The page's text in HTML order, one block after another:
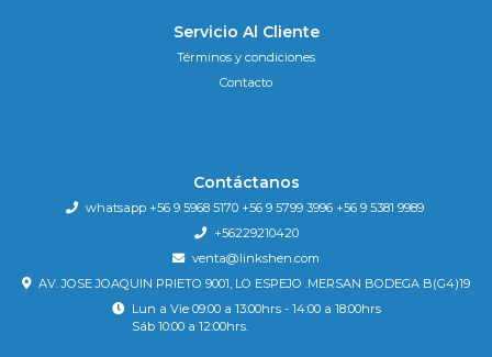
Servicio Al Cliente
Términos y condiciones
Contacto
Contáctanos
whatsapp +56 9 5968 5170 +56 9 5799 3996 +56 9 5381 9989
+56229210420
venta@linkshen.com
AV. JOSE JOAQUIN PRIETO 9001, LO ESPEJO .MERSAN BODEGA B(G4)19
Lun a Vie 09:00 a 13:00hrs - 14:00 a 18:00hrs
Sáb 10:00 a 12:00hrs.